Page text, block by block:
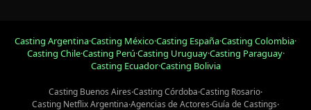
Casting Argentina·Casting México·Casting España·Casting Colombia·
Casting Chile·Casting Perú·Casting Uruguay·Casting Paraguay·
Casting Ecuador·Casting Bolivia
Casting Buenos Aires·Casting Córdoba·Casting Rosario·
Casting Netflix Argentina·Agencias de Actores·Guía de Castings·